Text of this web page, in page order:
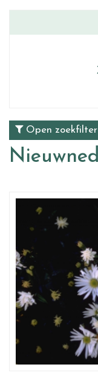
Open zoekfilter